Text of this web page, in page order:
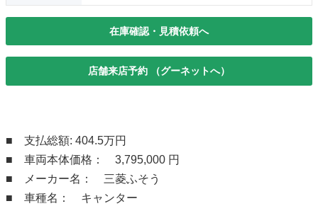
在庫確認・見積依頼へ
店舗来店予約 （グーネットへ）
■ 支払総額: 404.5万円
■ 車両本体価格： 3,795,000 円
■ メーカー名： 三菱ふそう
■ 車種名： キャンター